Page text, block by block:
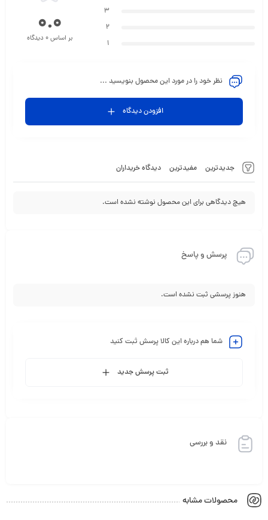
جدیدترین مفیدترین دیدگاه خریداران
هیچ دیدگاهی برای این محصول نوشته نشده است.
3
2
1
0.0
بر اساس 0 دیدگاه
نظر خود را در مورد این محصول بنویسید ...
افزودن دیدگاه
پرسش و پاسخ
هنوز پرسشی ثبت نشده است.
شما هم درباره این کالا پرسش ثبت کنید
ثبت پرسش جدید
نقد و بررسی
محصولات مشابه